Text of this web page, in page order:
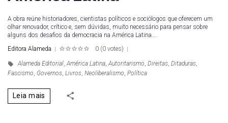
A obra reúne historiadores, cientistas políticos e sociólogos que oferecem um
olhar renovador, crítico e, sem dúvidas, muito necessário para pensar sobre
alguns dos desafios da democracia na América Latina.…
Editora Alameda
0 (0 votes)
Alameda Editorial,América Latina,Autoritarismo, Direitas, Ditaduras,
Fascismo, Governos, Livros, Neoliberalismo, Política
Leia mais